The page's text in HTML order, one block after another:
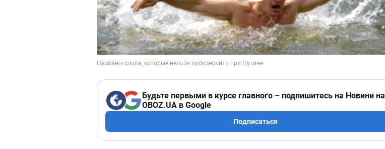
Будьте первыми в курсе главного – подпишитесь на Новини на
OBOZ.UA в Google
Подписаться